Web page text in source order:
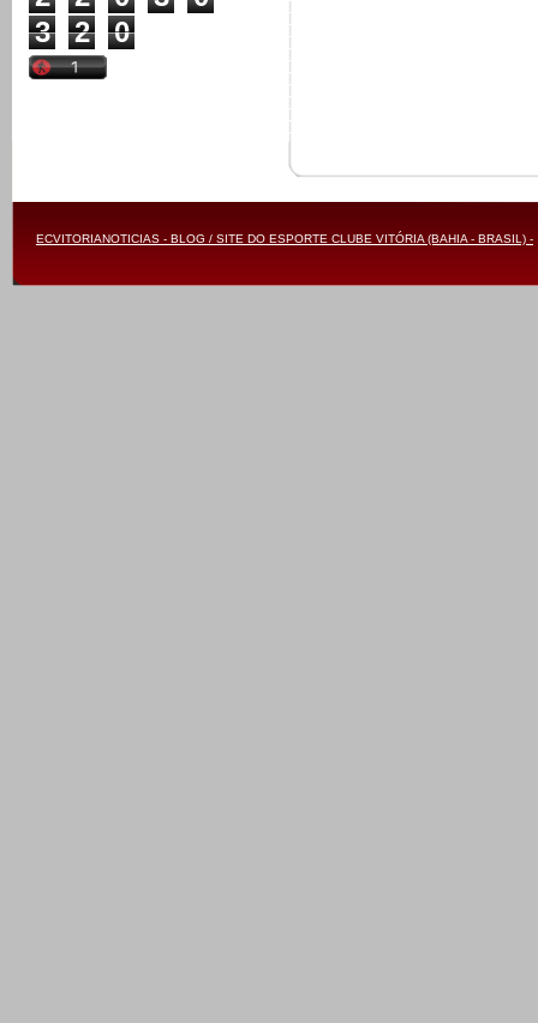
3
2 0
ECVITORIANOTICIAS - BLOG / SITE DO ESPORTE CLUBE VITÓRIA (BAHIA - BRASIL) -